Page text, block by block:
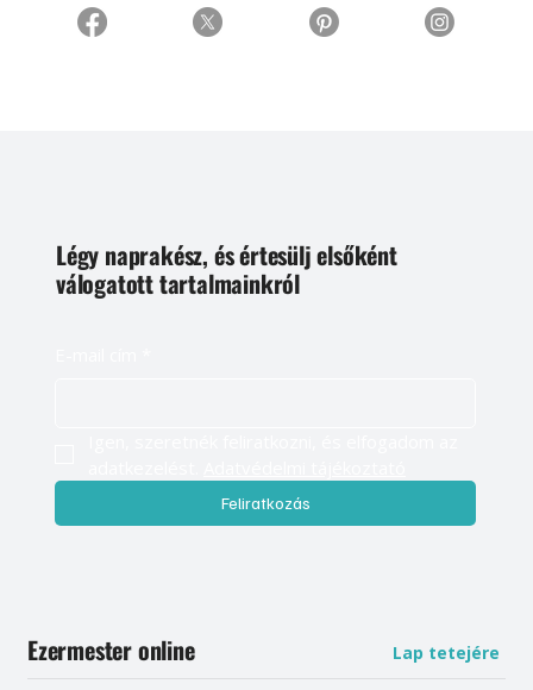
Légy naprakész, és értesülj elsőként
válogatott tartalmainkról
Feliratkozás
Ezermester online Lap tetejére